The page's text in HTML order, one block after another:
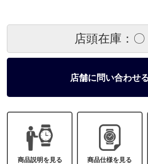
店頭在庫：〇
店舗に問い合わせ
商品説明を見る 商品仕様を見る